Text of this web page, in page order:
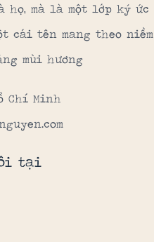
họ, mà là một lớp ký
cái tên mang theo
mùi hương
Chí Minh
tại